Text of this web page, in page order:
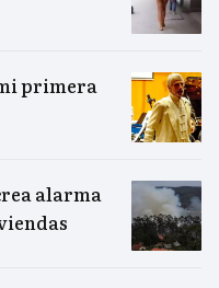
primera
alarma